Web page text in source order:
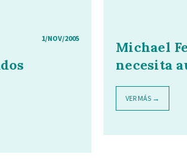
Michael
necesita
VER MÁS →
1/NOV/2005